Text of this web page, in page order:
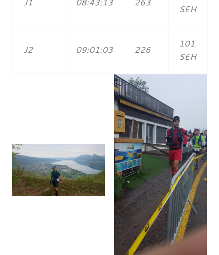
SEH
J2 09:01:03 226
101
SEH